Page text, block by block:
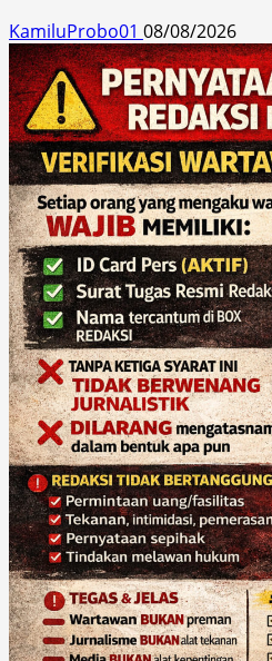
KamiluProbo01 08/08/2026